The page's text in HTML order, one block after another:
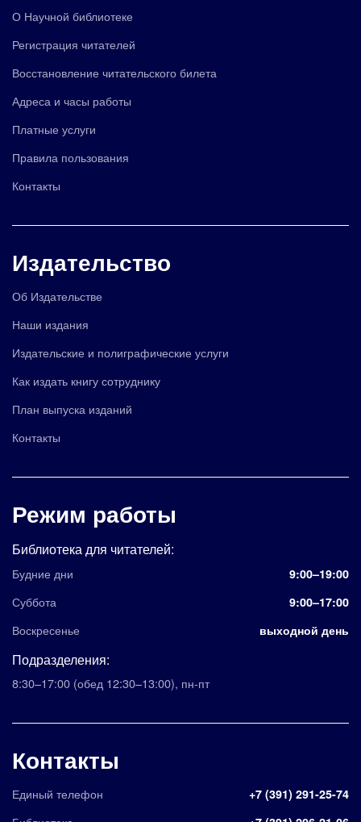
О Научной библиотеке
Регистрация читателей
Восстановление читательского билета
Адреса и часы работы
Платные услуги
Правила пользования
Контакты
Издательство
Об Издательстве
Наши издания
Издательские и полиграфические услуги
Как издать книгу сотруднику
План выпуска изданий
Контакты
Режим работы
Библиотека для читателей:
Будние дни 9:00–19:00
Суббота 9:00–17:00
Воскресенье выходной день
Подразделения:
8:30–17:00 (обед 12:30–13:00), пн-пт
Контакты
Единый телефон +7 (391) 291-25-74